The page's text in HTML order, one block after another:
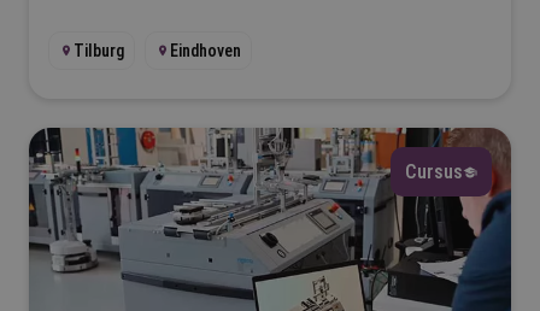
Tilburg Eindhoven
Cursus